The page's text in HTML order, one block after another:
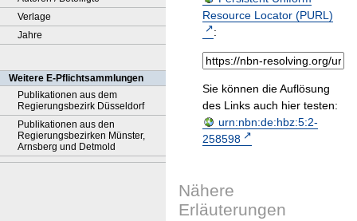
Verlage
Jahre
Weitere E-Pflichtsammlungen
Publikationen aus dem
Regierungsbezirk Düsseldorf
Publikationen aus den
Regierungsbezirken Münster,
Arnsberg und Detmold
Resource Locator (PURL)
:
Sie können die Auflösung
des Links auch hier testen:
urn:nbn:de:hbz:5:2-
258598
Nähere
Erläuterungen